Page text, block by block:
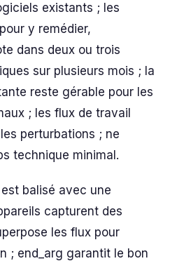
existants ; les
y remédier,
dans deux ou trois
sur plusieurs mois ; la
reste gérable pour les
; les flux de travail
perturbations ; ne
technique minimal.
balisé avec une
capturent des
les flux pour
; end_arg garantit le bon